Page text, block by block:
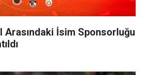
Arasındaki İsim Sponsorluğu